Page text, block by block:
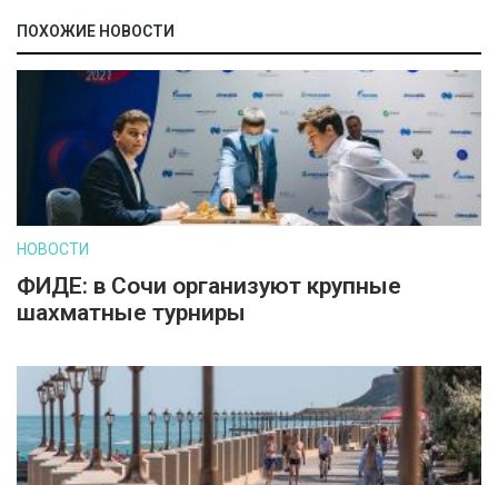
ПОХОЖИЕ НОВОСТИ
НОВОСТИ
ФИДЕ: в Сочи организуют крупные
шахматные турниры